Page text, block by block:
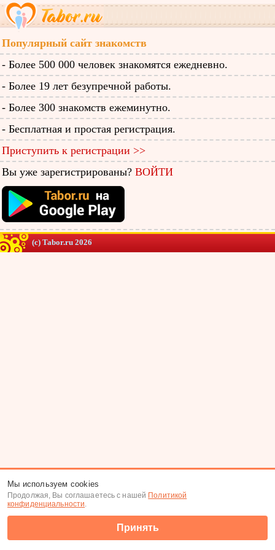
Популярный сайт знакомств
- Более 500 000 человек знакомятся ежедневно.
- Более 19 лет безупречной работы.
- Более 300 знакомств ежеминутно.
- Бесплатная и простая регистрация.
Приступить к регистрации >>
Вы уже зарегистрированы? ВОЙТИ
(c) Tabor.ru 2026
Мы используем cookies
Продолжая, Вы соглашаетесь с нашей Политикой
конфиденциальности.
Принять